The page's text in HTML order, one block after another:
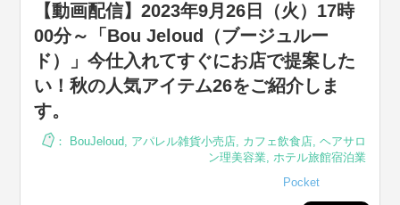
【動画配信】2023年9月26日（火）17時
00分～「Bou Jeloud（ブージュルー
ド）」今仕入れてすぐにお店で提案した
い！秋の人気アイテム26をご紹介しま
す。
： BouJeloud, アパレル雑貨小売店, カフェ飲食店, ヘアサロ
ン理美容業, ホテル旅館宿泊業
Pocket